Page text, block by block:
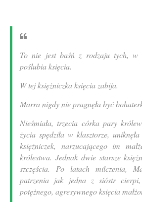
To nie jest baśń z rodzaju tych, w
poślubia księcia.
W tej księżniczka księcia zabija.
Marra nigdy nie pragnęła być
Nieśmiała, trzecia córka pary
życia spędziła w klasztorze,
księżniczek, narzucającego im
królestwa. Jednak dwie starsze
szczęścia. Po latach milczenia,
patrzenia jak jedna z sióstr cierpi,
potężnego, agresywnego księcia